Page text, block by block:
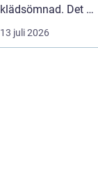
klädsömnad. Det är
mjukt, elastiskt och
formb...
13 juli 2026